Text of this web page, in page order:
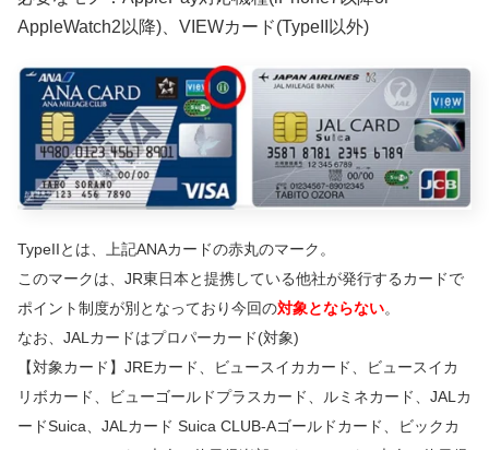
AppleWatch2以降)、VIEWカード(TypeII以外)
TypeIIとは、上記ANAカードの赤丸のマーク。
このマークは、JR東日本と提携している他社が発行するカードで
ポイント制度が別となっており今回の対象とならない。
なお、JALカードはプロパーカード(対象)
【対象カード】JREカード、ビュースイカカード、ビュースイカ
リボカード、ビューゴールドプラスカード、ルミネカード、JALカ
ードSuica、JALカード Suica CLUB-Aゴールドカード、ビックカ